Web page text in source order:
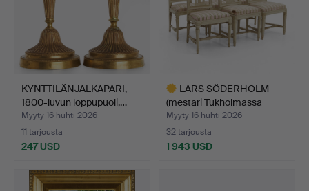
KYNTTILÄNJALKAPARI,
1800-luvun loppupuoli,…
Myyty 16 huhti 2026
11 tarjousta
247 USD
LARS SÖDERHOLM
(mestari Tukholmassa
1789-1…
Myyty 16 huhti 2026
32 tarjousta
1 943 USD